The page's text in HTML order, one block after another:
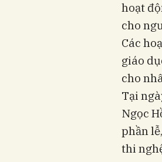
hoạt
cho
Các
giáo
cho
Tại
Ngọc
phần
thi